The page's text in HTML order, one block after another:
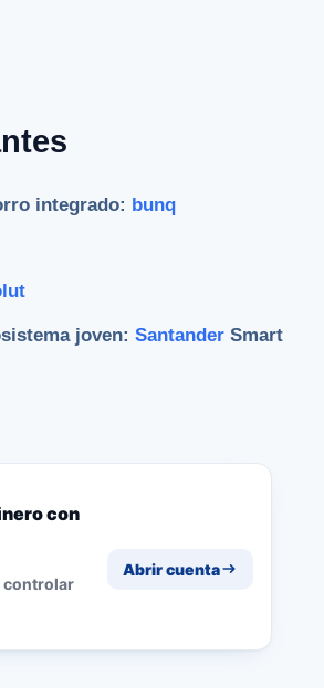
integrado: bunq
joven:Santander Smart
con
controlar
Abrir cuenta